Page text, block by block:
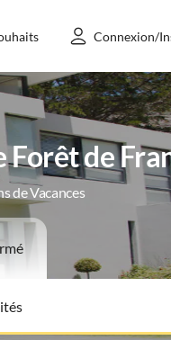
Connexion/
Forêt de
de Vacances